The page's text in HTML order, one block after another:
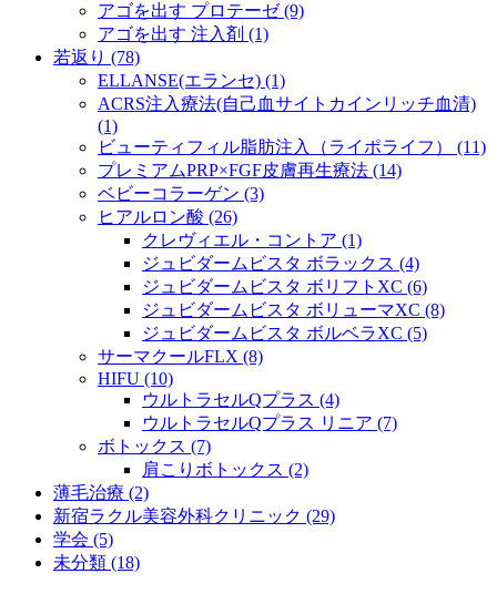
アゴを出す プロテーゼ (9)
アゴを出す 注入剤 (1)
若返り (78)
ELLANSE(エランセ) (1)
ACRS注入療法(自己血サイトカインリッチ血清)
(1)
ビューティフィル脂肪注入（ライポライフ） (11)
プレミアムPRP×FGF皮膚再生療法 (14)
ベビーコラーゲン (3)
ヒアルロン酸 (26)
クレヴィエル・コントア (1)
ジュビダームビスタ ボラックス (4)
ジュビダームビスタ ボリフトXC (6)
ジュビダームビスタ ボリューマXC (8)
ジュビダームビスタ ボルベラXC (5)
サーマクールFLX (8)
HIFU (10)
ウルトラセルQプラス (4)
ウルトラセルQプラス リニア (7)
ボトックス (7)
肩こりボトックス (2)
薄毛治療 (2)
新宿ラクル美容外科クリニック (29)
学会 (5)
未分類 (18)